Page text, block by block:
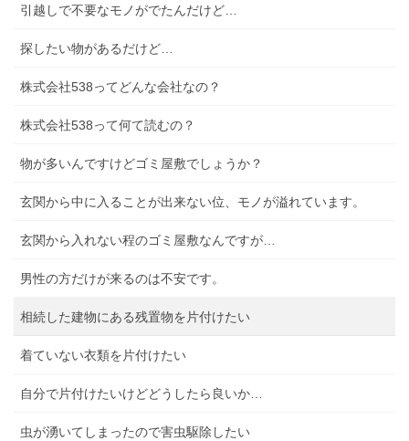
引越しで不要なモノがでたんだけど…
探したい物があるだけど…
株式会社538ってどんな会社なの？
株式会社538って何て読むの？
物が多いんですけどゴミ屋敷でしょうか？
玄関から中に入ることが出来ない位、モノが溢れています。
玄関から入れない程のゴミ屋敷なんですが…
男性の方だけが来るのは不安です。
相続した建物にある残置物を片付けたい
着ていない衣類を片付けたい
自分で片付けたいけどどうしたら良いか…
虫が湧いてしまったので害虫駆除したい